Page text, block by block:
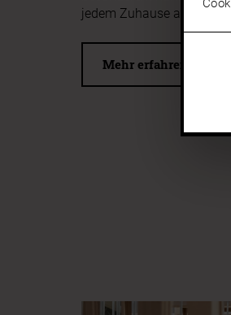
jedem Zuhause
Mehr erfahren
Slider überspringen